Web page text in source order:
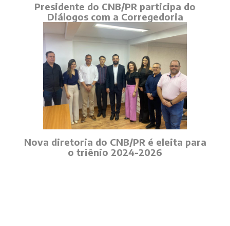
Presidente do CNB/PR participa do
Diálogos com a Corregedoria
Nova diretoria do CNB/PR é eleita para
o triênio 2024-2026